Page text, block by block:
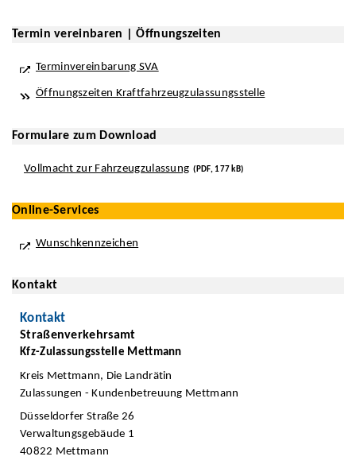
Termin vereinbaren | Öffnungszeiten
Terminvereinbarung SVA
Öffnungszeiten Kraftfahrzeugzulassungsstelle
Formulare zum Download
Vollmacht zur Fahrzeugzulassung (PDF, 177 kB)
Online-Services
Wunschkennzeichen
Kontakt
Kontakt
Straßenverkehrsamt
Kfz-Zulassungsstelle Mettmann
Kreis Mettmann, Die Landrätin
Zulassungen - Kundenbetreuung Mettmann
Düsseldorfer Straße 26
Verwaltungsgebäude 1
40822 Mettmann